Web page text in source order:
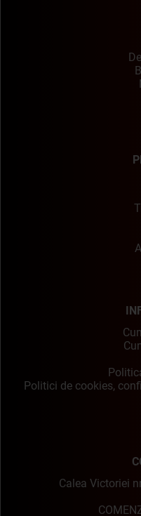
Politici de cookies,
Calea Victoriei